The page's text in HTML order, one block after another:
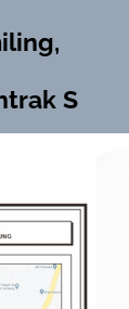
S